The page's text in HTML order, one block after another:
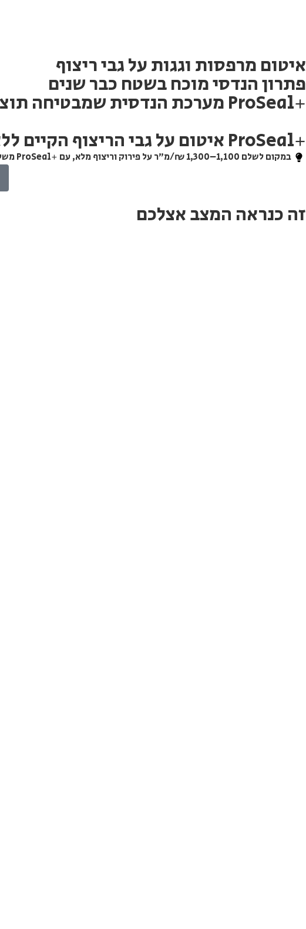
איטום מרפסות וגגות על גבי ריצוף
פתרון הנדסי מוכח בשטח כבר שנים
+ProSeal מערכת הנדסית שמבטיחה תוצאה עמידה, במראה משי אסתטי, עם אחריות מלאה ל־15 שנים.
+ProSeal איטום על גבי הריצוף הקיים ללא פירוק.
במקום לשלם 1,100–1,300 ₪/מ״ר על פירוק וריצוף מלא, עם +ProSeal משלמים 400–500 ₪/מ״ר בלבד — וחוסכים מעל 60%.
זה כנראה המצב אצלכם